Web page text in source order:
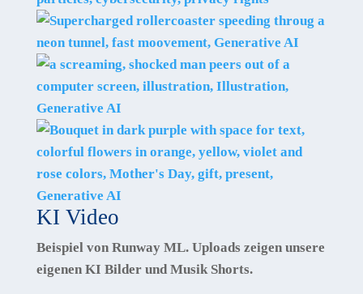
KI Video
Beispiel von Runway ML. Uploads zeigen unsere
eigenen KI Bilder und Musik Shorts.